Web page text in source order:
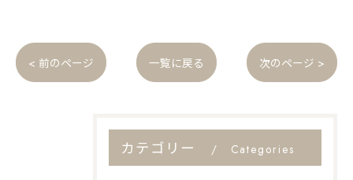
< 前のページ 一覧に戻る 次のページ >
カテゴリー Categories